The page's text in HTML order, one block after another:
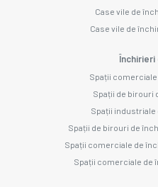
Case vile de
Case vile de
Închirieri
Spații
Spații de birouri
Spații
Spații de birouri de
Spații comerciale de
Spații comerciale de